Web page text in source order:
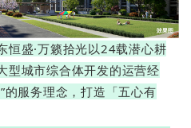
恒盛·万籁拾光以24载潜心耕
型城市综合体开发的运营经
的服务理念，打造「五心有